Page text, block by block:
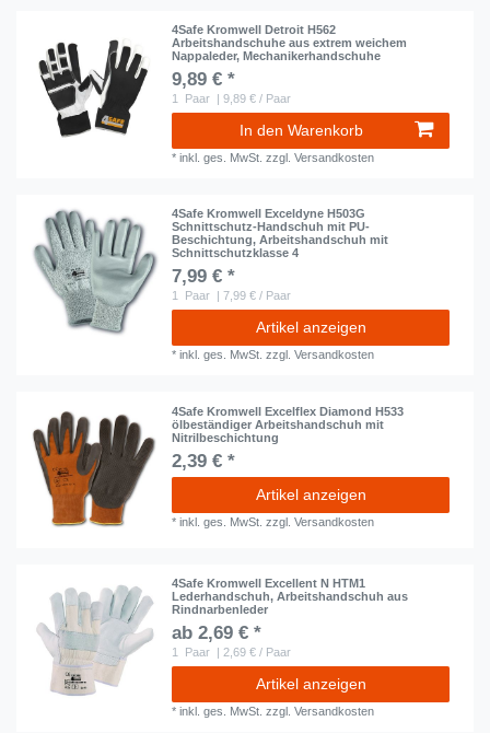
4Safe Kromwell Detroit H562
Arbeitshandschuhe aus extrem weichem
Nappaleder, Mechanikerhandschuhe
9,89 € *
1 Paar | 9,89 € / Paar
In den Warenkorb
*inkl. ges. MwSt. zzgl.Versandkosten
4Safe Kromwell Exceldyne H503G
Schnittschutz-Handschuh mit PU-
Beschichtung, Arbeitshandschuh mit
Schnittschutzklasse 4
7,99 € *
1 Paar | 7,99 € / Paar
Artikel anzeigen
*inkl. ges. MwSt. zzgl.Versandkosten
4Safe Kromwell Excelflex Diamond H533
ölbeständiger Arbeitshandschuh mit
Nitrilbeschichtung
2,39 € *
Artikel anzeigen
*inkl. ges. MwSt. zzgl.Versandkosten
4Safe Kromwell Excellent N HTM1
Lederhandschuh, Arbeitshandschuh aus
Rindnarbenleder
ab 2,69 € *
1 Paar | 2,69 € / Paar
Artikel anzeigen
*inkl. ges. MwSt. zzgl.Versandkosten